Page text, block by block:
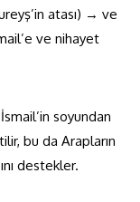
atası) → ve
ve nihayet
soyundan
bu da Arapların
destekler.